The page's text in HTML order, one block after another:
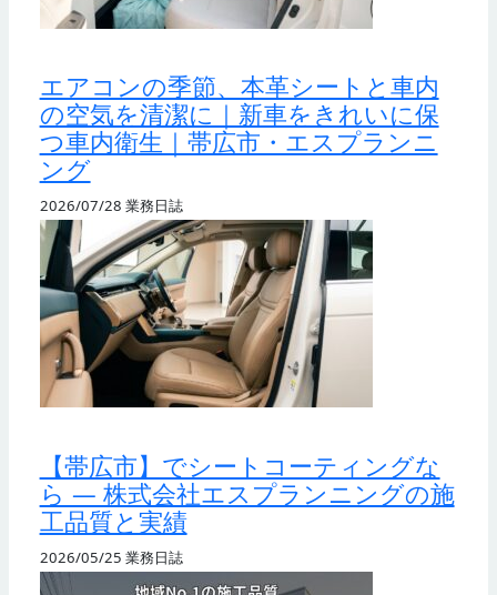
エアコンの季節、本革シートと車内
の空気を清潔に｜新車をきれいに保
つ車内衛生｜帯広市・エスプランニ
ング
2026/07/28 業務日誌
【帯広市】でシートコーティングな
ら — 株式会社エスプランニングの施
工品質と実績
2026/05/25 業務日誌